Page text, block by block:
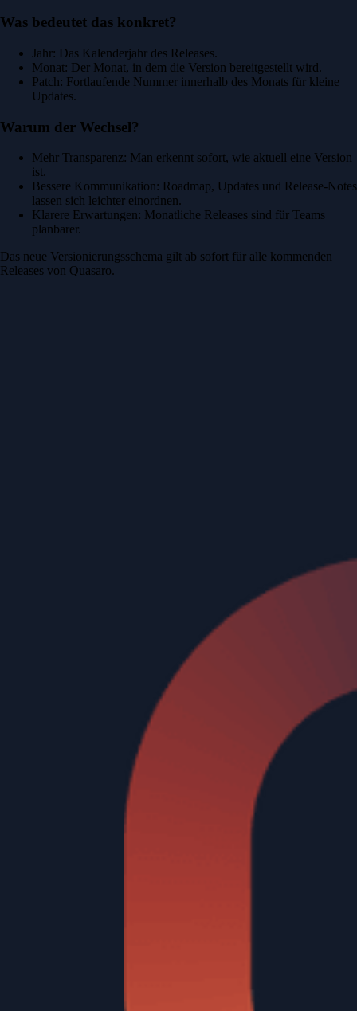
Was bedeutet das konkret?
Jahr: Das Kalenderjahr des Releases.
Monat: Der Monat, in dem die Version bereitgestellt wird.
Patch: Fortlaufende Nummer innerhalb des Monats für kleine
Updates.
Warum der Wechsel?
Mehr Transparenz: Man erkennt sofort, wie aktuell eine Version
ist.
Bessere Kommunikation: Roadmap, Updates und Release-Notes
lassen sich leichter einordnen.
Klarere Erwartungen: Monatliche Releases sind für Teams
planbarer.
Das neue Versionierungsschema gilt ab sofort für alle kommenden
Releases von Quasaro.